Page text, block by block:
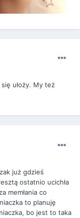
ułoży. My też
już gdzieś
ostatnio ucichła
memłania co
to planuję
bo jest to taka